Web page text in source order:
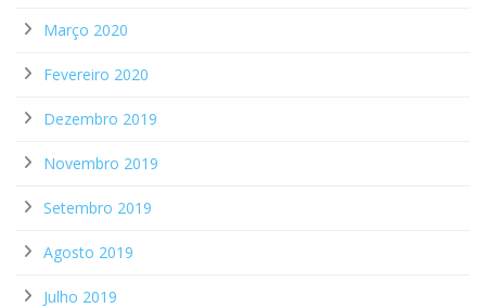
Março 2020
Fevereiro 2020
Dezembro 2019
Novembro 2019
Setembro 2019
Agosto 2019
Julho 2019